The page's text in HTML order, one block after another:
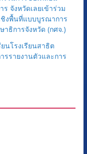
จังหวัดเลยเข้าร่วม
ชิงพื้นที่แบบบูรณาการ
ธิการจังหวัด (กศจ.)
นโรงเรียนสาธิต
รรายงานตัวและการ